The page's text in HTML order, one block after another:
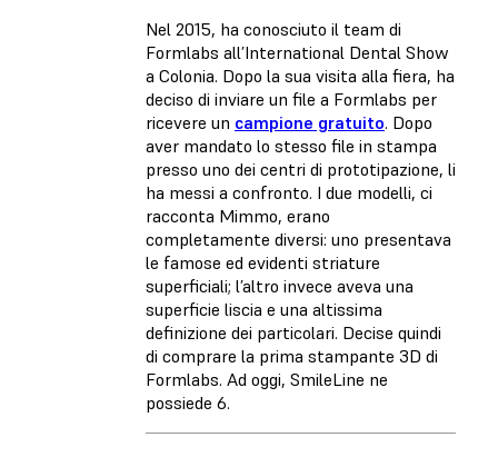
Nel 2015, ha conosciuto il team di
Formlabs all’International Dental Show
a Colonia. Dopo la sua visita alla fiera, ha
deciso di inviare un file a Formlabs per
ricevere un campione gratuito. Dopo
aver mandato lo stesso file in stampa
presso uno dei centri di prototipazione, li
ha messi a confronto. I due modelli, ci
racconta Mimmo, erano
completamente diversi: uno presentava
le famose ed evidenti striature
superficiali; l’altro invece aveva una
superficie liscia e una altissima
definizione dei particolari. Decise quindi
di comprare la prima stampante 3D di
Formlabs. Ad oggi, SmileLine ne
possiede 6.